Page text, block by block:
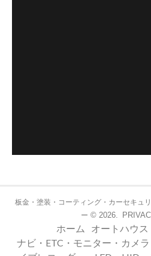
板金・塗装・コーティング・カーセキュ
ー © 2026.
ホーム オートハウス
ナビ・ETC・モニター・カメ